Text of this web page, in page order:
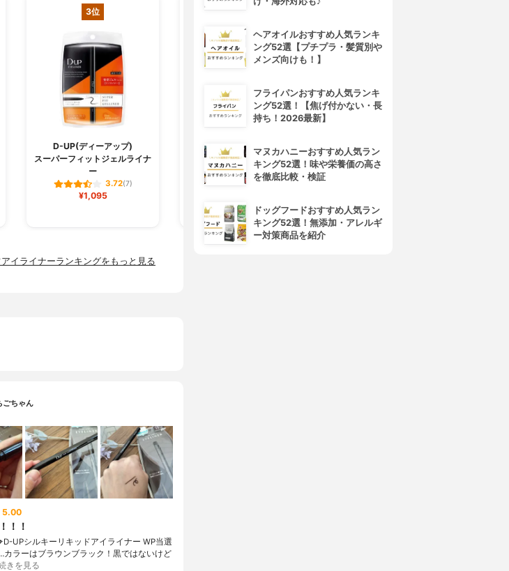
3位
D-UP(ディーアップ)
スーパーフィットジェルライナ
ー
3.72(7)
¥1,095
K-Palette(ケーパレット)
リアルラスティングアイライナ
ー24h WP
3.67(3)
heroine make(ヒロインメイ
インパクトリキッドアイライナ
イライナーランキングをもっと見る
ごちゃん
5.00
！！
UP⁡⁡シルキーリキッドアイライナー WP⁡⁡当選
カラーはブラウンブラック！⁡⁡黒ではないけど⁡⁡
きを見る
ヘアオイルおすすめ人気ランキ
ング52選【プチプラ・髪質別や
メンズ向けも！】
フライパンおすすめ人気ランキ
ング52選！【焦げ付かない・長
持ち！2026最新】
マヌカハニーおすすめ人気ラン
キング52選！味や栄養価の高さ
を徹底比較・検証
ドッグフードおすすめ人気ラン
キング52選！無添加・アレルギ
ー対策商品を紹介